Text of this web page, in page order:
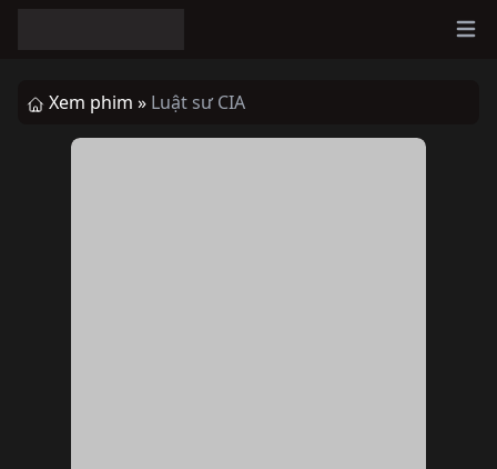
Xem phim » Luật sư CIA